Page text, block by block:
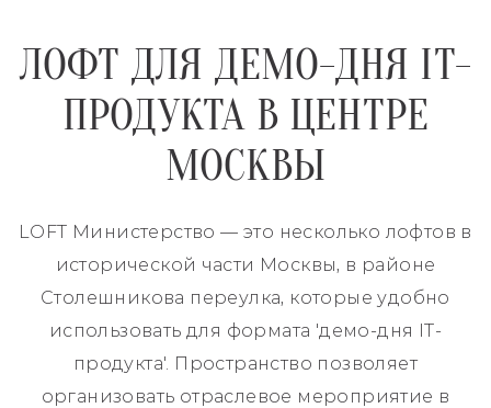
ЛОФТ ДЛЯ ДЕМО-ДНЯ IT-
ПРОДУКТА В ЦЕНТРЕ
МОСКВЫ
LOFT Министерство — это несколько лофтов в
исторической части Москвы, в районе
Столешникова переулка, которые удобно
использовать для формата 'демо-дня IT-
продукта'. Пространство позволяет
организовать отраслевое мероприятие в